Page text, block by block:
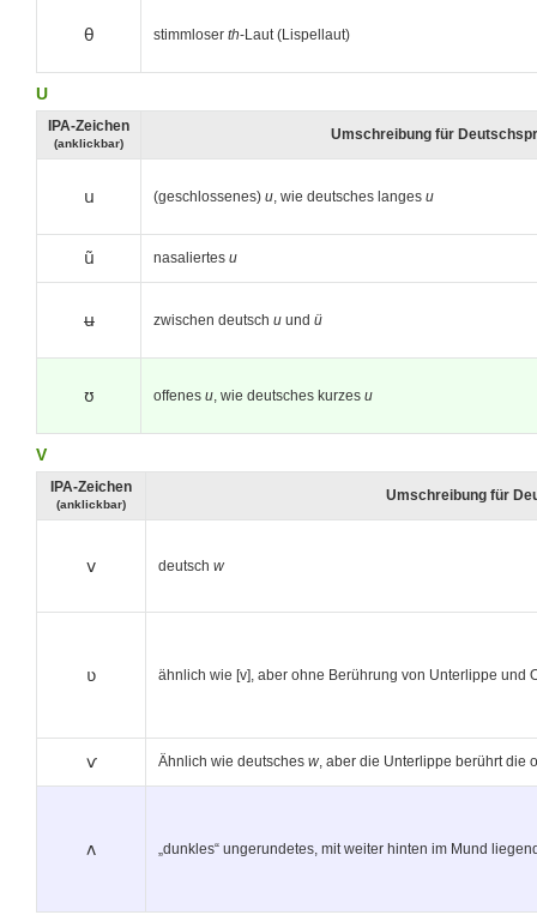
θ stimmloser th-Laut (Lispellaut)
U
IPA-Zeichen
(anklickbar)
Umschreibung für
u (geschlossenes) u, wie deutsches langes u
ũ nasaliertes u
ʉ zwischen deutsch u und ü
ʊ offenes u, wie deutsches kurzes u
V
IPA-Zeichen
(anklickbar)
Umschreibung für
v deutsch w
ʋ ähnlich wie [v], aber ohne Berührung von Unterlippe und
ѵ Ähnlich wie deutsches w, aber die Unterlippe berührt die
ʌ „dunkles“ ungerundetes, mit weiter hinten im Mund